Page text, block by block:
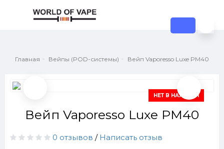
Главная Вейпы (POD-системы) Вейп Vaporesso Luxe PM40
НЕТ В НАЛИЧИИ
Вейп Vaporesso Luxe PM40
0 отзывов / Написать отзыв